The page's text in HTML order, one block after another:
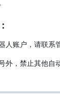
人账户，请联系
外，禁止其他自